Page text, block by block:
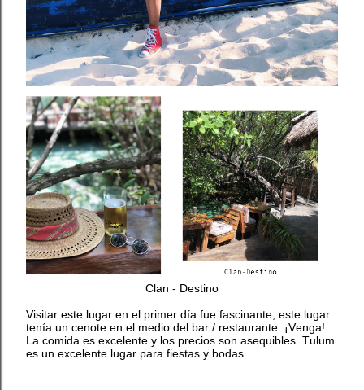
Clan - Destino
Visitar este lugar en el primer día fue fascinante, este lugar
tenía un cenote en el medio del bar / restaurante. ¡Venga!
La comida es excelente y los precios son asequibles. Tulum
es un excelente lugar para fiestas y bodas.